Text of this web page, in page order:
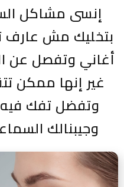
إنسى مشاكل
بتخليك مش عارف
أغاني وتفصل عن
غير إنها ممكن
وتفضل تفك فيه
وجيبنالك